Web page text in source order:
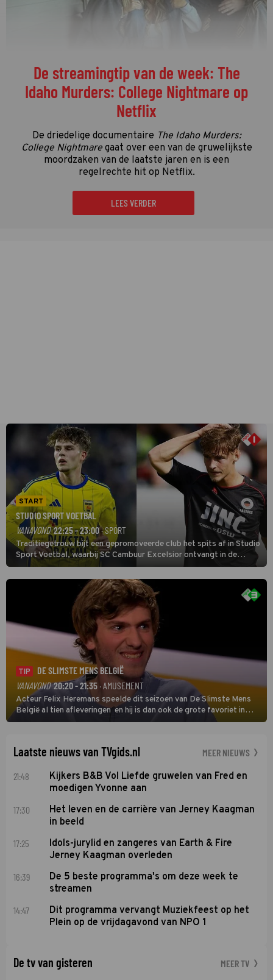
De streamingtip van de week: The
Idaho Murders: College Nightmare op
Netflix
De driedelige documentaire The Idaho Murders:
College Nightmaregaat over een van de gruwelijkste
moordzaken van de laatste jaren en is een
regelrechte hit op Netflix.
LEES VERDER
START
STUDIO SPORT VOETBAL
VANAVOND 22:25 - 23:00· SPORT
Traditiegetrouw bijt een gepromoveerde club het spits af in Studio
Sport Voetbal, waarbij SC Cambuur Excelsior ontvangt in de
eerste wedstrijd van het nieuwe Eredivisieseizoen. De nieuwe
oefenmeester is Johan Plat en hij wil aanvallend voetballen.
TIP
DE SLIMSTE MENS BELGIË
VANAVOND 20:20 - 21:35· AMUSEMENT
Acteur Felix Heremans speelde dit seizoen van De Slimste Mens
België al tien afleveringen en hij is dan ook de grote favoriet in
deze seizoensfinale. En er is Nederlandse inbreng, want komiek
Laatste nieuws van TVgids.nl MEER NIEUWS
21:48
Kijkers B&B Vol Liefde gruwelen van Fred en
moedigen Yvonne aan
17:30
Het leven en de carrière van Jerney Kaagman
in beeld
17:25
Idols-jurylid en zangeres van Earth & Fire
Jerney Kaagman overleden
16:39
De 5 beste programma's om deze week te
streamen
14:47
Dit programma vervangt Muziekfeest op het
Plein op de vrijdagavond van NPO 1
De tv van gisteren MEER TV